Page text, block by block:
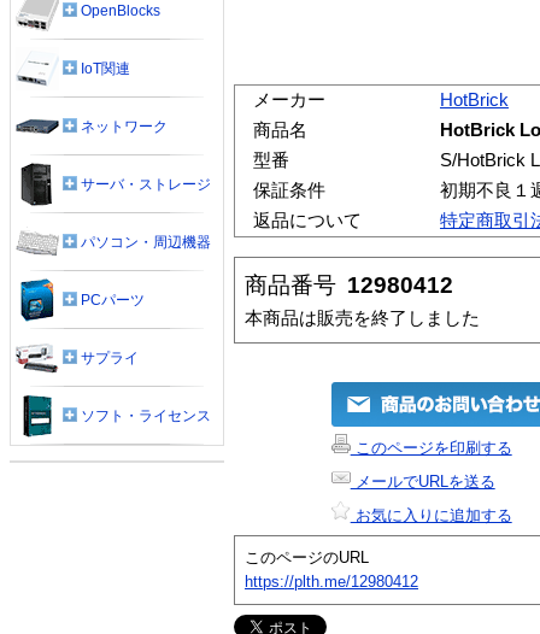
メーカー
HotBrick
商品名
HotBrick
型番
S/HotBrick
保証条件
初期不良１
返品について
特定商取引
商品番号 12980412
本商品は販売を終了しました
このページを印刷する
メールでURLを送る
お気に入りに追加する
このページのURL
https://plth.me/12980412
OpenBlocks
IoT関連
ネットワーク
サーバ・ストレージ
パソコン・周辺機器
PCパーツ
サプライ
ソフト・ライセンス